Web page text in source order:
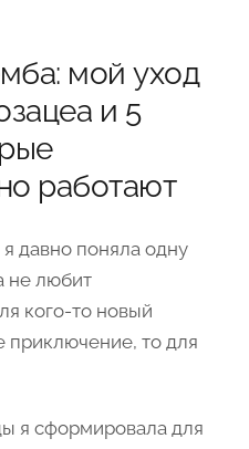
мой уход
и 5
работают
я давно поняла одну
не любит
кого-то новый
приключение, то для
я сформировала для